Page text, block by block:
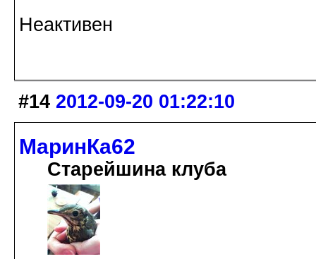
Неактивен
#14 2012-09-20 01:22:10
МаринКа62
Старейшина клуба